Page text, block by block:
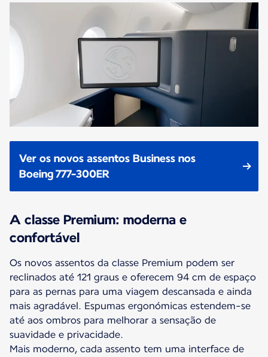
Ver os novos assentos Business nos
Boeing 777-300ER
A classe Premium: moderna e
confortável
Os novos assentos da classe Premium podem ser
reclinados até 121 graus e oferecem 94 cm de espaço
para as pernas para uma viagem descansada e ainda
mais agradável. Espumas ergonómicas estendem-se
até aos ombros para melhorar a sensação de
suavidade e privacidade.
Mais moderno, cada assento tem uma interface de